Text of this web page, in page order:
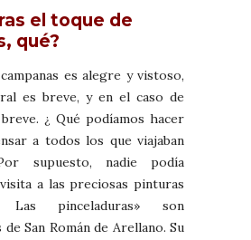
el toque de
qué?
es alegre y vistoso,
es breve, y en el caso de
¿ Qué podíamos hacer
a todos los que viajaban
supuesto, nadie podía
a las preciosas pinturas
pinceladuras» son
San Román de Arellano. Su